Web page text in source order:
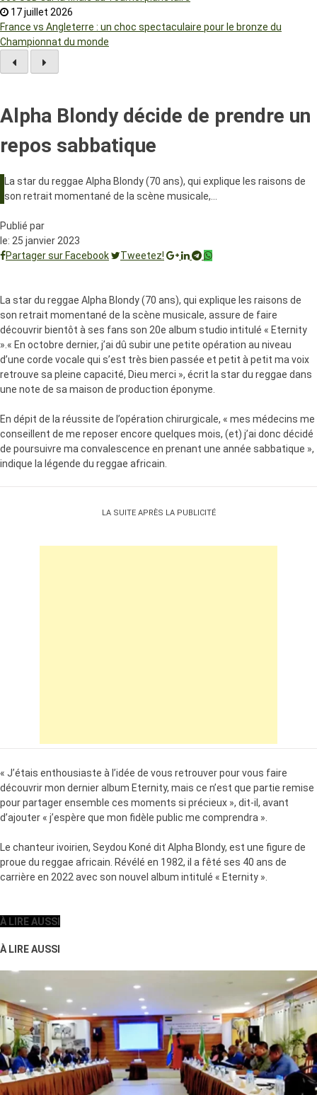
17 juillet 2026
France vs Angleterre : un choc spectaculaire pour le bronze du
Championnat du monde
Alpha Blondy décide de prendre un
repos sabbatique
La star du reggae Alpha Blondy (70 ans), qui explique les raisons de
son retrait momentané de la scène musicale,…
Publié par
le: 25 janvier 2023
Partager sur Facebook
Tweetez!
La star du reggae Alpha Blondy (70 ans), qui explique les raisons de
son retrait momentané de la scène musicale, assure de faire
découvrir bientôt à ses fans son 20e album studio intitulé « Eternity
».« En octobre dernier, j’ai dû subir une petite opération au niveau
d’une corde vocale qui s’est très bien passée et petit à petit ma voix
retrouve sa pleine capacité, Dieu merci », écrit la star du reggae dans
une note de sa maison de production éponyme.
En dépit de la réussite de l’opération chirurgicale, « mes médecins me
conseillent de me reposer encore quelques mois, (et) j’ai donc décidé
de poursuivre ma convalescence en prenant une année sabbatique »,
indique la légende du reggae africain.
LA SUITE APRÈS LA PUBLICITÉ
« J’étais enthousiaste à l’idée de vous retrouver pour vous faire
découvrir mon dernier album Eternity, mais ce n’est que partie remise
pour partager ensemble ces moments si précieux », dit-il, avant
d’ajouter « j’espère que mon fidèle public me comprendra ».
Le chanteur ivoirien, Seydou Koné dit Alpha Blondy, est une figure de
proue du reggae africain. Révélé en 1982, il a fêté ses 40 ans de
carrière en 2022 avec son nouvel album intitulé « Eternity ».
À LIRE AUSSI
À LIRE AUSSI